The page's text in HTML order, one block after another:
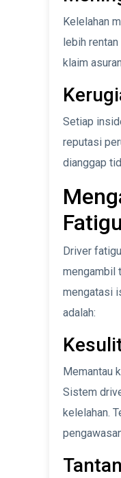
Kelelahan
lebih
klaim
Setiap
reputasi
dianggap
Driver
mengambil
mengatasi
adalah:
Memantau
Sistem
kelelahan.